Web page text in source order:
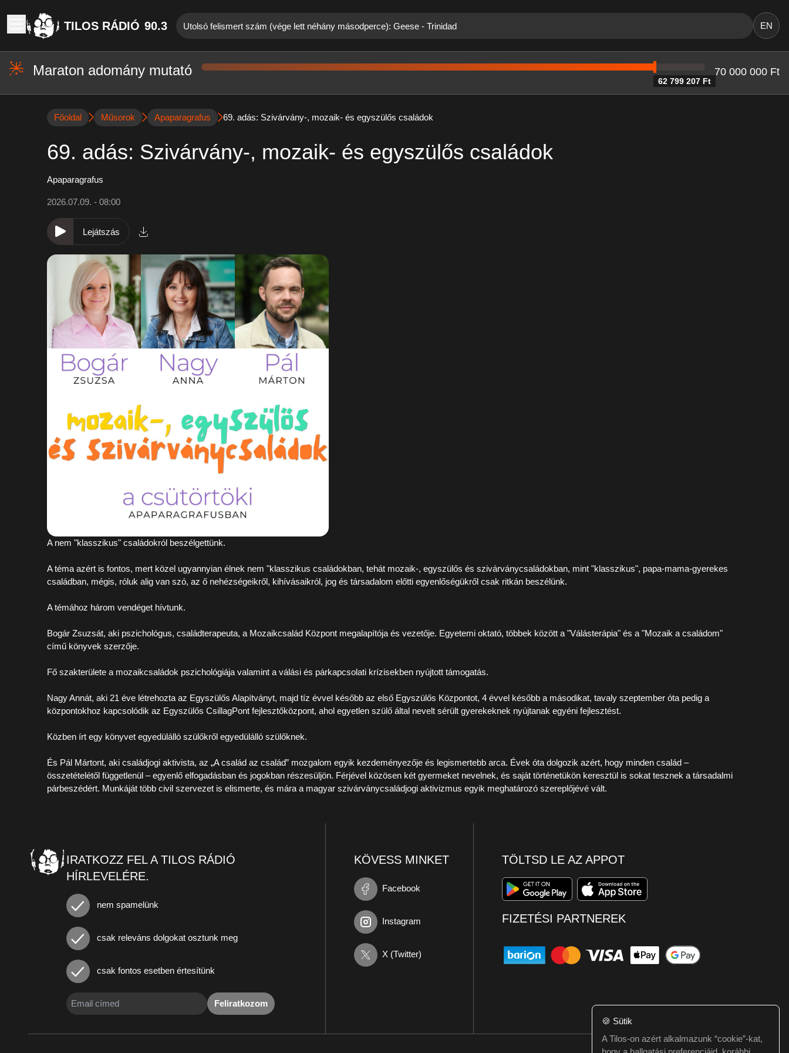
TILOS RÁDIÓ 90.3 Utolsó felismert szám (vége lett néhány másodperce): Geese - Trinidad EN
Maraton adomány mutató
62 799 207 Ft
70 000 000 Ft
Főoldal Műsorok Apaparagrafus 69. adás: Szivárvány-, mozaik- és egyszülős családok
69. adás: Szivárvány-, mozaik- és egyszülős családok
Apaparagrafus
2026.07.09. - 08:00
Lejátszás
A nem "klasszikus" családokról beszélgettünk.
A téma azért is fontos, mert közel ugyannyian élnek nem "klasszikus családokban, tehát mozaik-, egyszülős és szivárványcsaládokban, mint "klasszikus", papa-mama-gyerekes
családban, mégis, róluk alig van szó, az ő nehézségeikről, kihívásaikról, jog és társadalom előtti egyenlőségükről csak ritkán beszélünk.
A témához három vendéget hívtunk.
Bogár Zsuzsát, aki pszichológus, családterapeuta, a Mozaikcsalád Központ megalapítója és vezetője. Egyetemi oktató, többek között a "Válásterápia" és a "Mozaik a családom"
című könyvek szerzője.
Fő szakterülete a mozaikcsaládok pszichológiája valamint a válási és párkapcsolati krízisekben nyújtott támogatás.
Nagy Annát, aki 21 éve létrehozta az Egyszülős Alapítványt, majd tíz évvel később az első Egyszülős Központot, 4 évvel később a másodikat, tavaly szeptember óta pedig a
központokhoz kapcsolódik az Egyszülős CsillagPont fejlesztőközpont, ahol egyetlen szülő által nevelt sérült gyerekeknek nyújtanak egyéni fejlesztést.
Közben írt egy könyvet egyedülálló szülőkről egyedülálló szülőknek.
És Pál Mártont, aki családjogi aktivista, az „A család az család” mozgalom egyik kezdeményezője és legismertebb arca. Évek óta dolgozik azért, hogy minden család –
összetételétől függetlenül – egyenlő elfogadásban és jogokban részesüljön. Férjével közösen két gyermeket nevelnek, és saját történetükön keresztül is sokat tesznek a társadalmi
párbeszédért. Munkáját több civil szervezet is elismerte, és mára a magyar szivárványcsaládjogi aktivizmus egyik meghatározó szereplőjévé vált.
IRATKOZZ FEL A TILOS RÁDIÓ
HÍRLEVELÉRE.
nem spamelünk
csak releváns dolgokat osztunk meg
csak fontos esetben értesítünk
Feliratkozom
KÖVESS MINKET
Facebook
Instagram
X (Twitter)
TÖLTSD LE AZ APPOT
FIZETÉSI PARTNEREK
🍪 Sütik
A Tilos-on azért alkalmazunk “cookie”-kat,